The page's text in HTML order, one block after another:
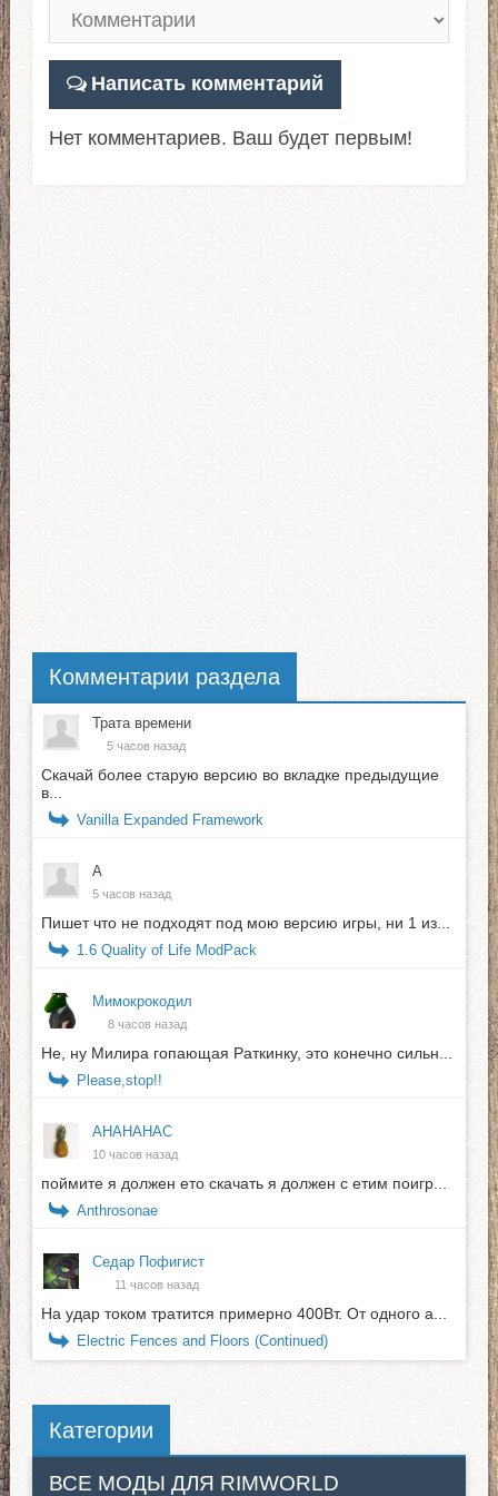
Написать комментарий
Нет комментариев. Ваш будет первым!
Комментарии раздела
Трата времени
5 часов назад
Скачай более старую версию во вкладке предыдущие
в...
Vanilla Expanded Framework
А
5 часов назад
Пишет что не подходят под мою версию игры, ни 1 из...
1.6 Quality of Life ModPack
Мимокрокодил
8 часов назад
Не, ну Милира гопающая Раткинку, это конечно сильн...
Please,stop!!
АНАНАНАС
10 часов назад
поймите я должен ето скачать я должен с етим поигр...
Anthrosonae
Седар Пофигист
11 часов назад
На удар током тратится примерно 400Вт. От одного а...
Electric Fences and Floors (Continued)
Категории
ВСЕ МОДЫ ДЛЯ RIMWORLD